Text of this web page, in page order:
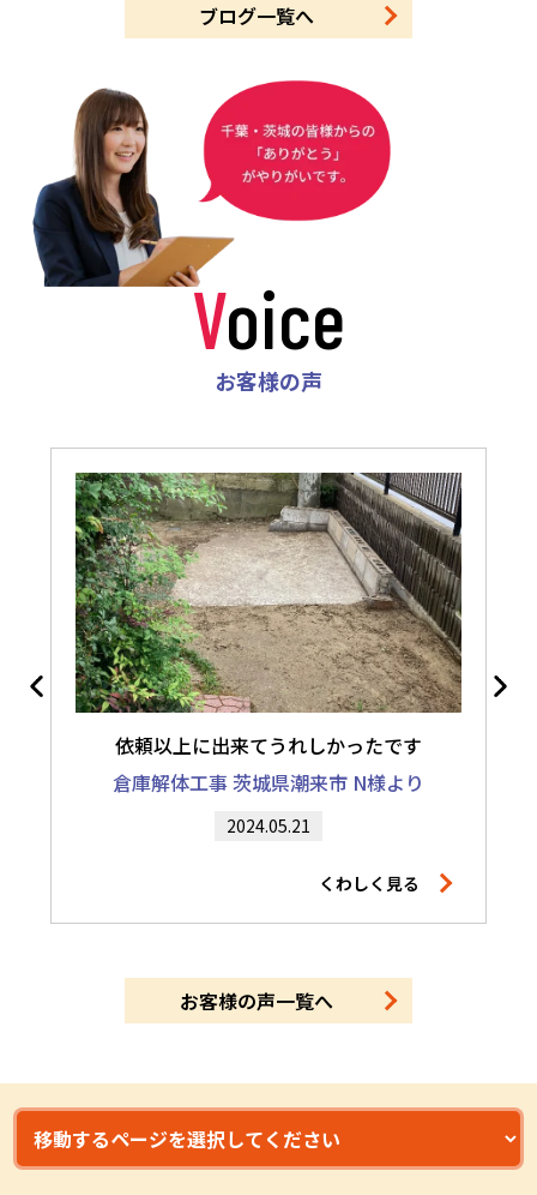
ブログ一覧へ
Voice
お客様の声
依頼以上に出来てうれしかったです
倉庫解体工事 茨城県潮来市 N様より
2024.05.21
くわしく見る
お客様の声一覧へ